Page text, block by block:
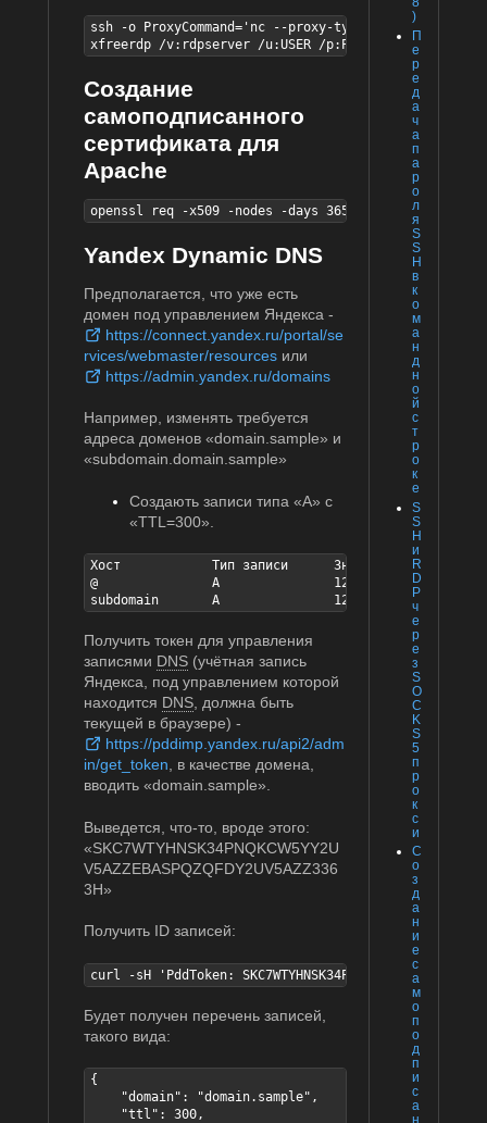
)
П
е
р
е
д
а
ч
а
п
а
р
о
л
я
S
S
H
в
к
о
м
а
н
д
н
о
й
с
т
р
о
к
е
S
S
H
и
R
D
P
ч
е
р
е
з
S
O
C
K
S
5
п
р
о
к
с
и
С
о
з
д
а
н
и
е
с
а
м
о
п
о
д
п
и
с
а
ssh -o ProxyCommand='nc --proxy-type socks5 --proxy
xfreerdp /v:rdpserver /u:USER /p:PASSWORD
Создание
самоподписанного
сертификата для
Apache
openssl req -x509 -nodes -days 3650 -newkey
Yandex Dynamic DNS
Предполагается, что уже есть
домен под управлением Яндекса -
https://connect.yandex.ru/portal/se
rvices/webmaster/resources или
https://admin.yandex.ru/domains
Например, изменять требуется
адреса доменов «domain.sample» и
«subdomain.domain.sample»
Создають записи типа «A» с
«TTL=300».
Хост		Тип записи	Значение записи	TTL
@		A		127.0.0.1	300	(domain.sample)
Получить токен для управления
записями DNS (учётная запись
Яндекса, под управлением которой
находится DNS , должна быть
текущей в браузере) -
https://pddimp.yandex.ru/api2/adm
in/get_token , в качестве домена,
вводить «domain.sample».
Выведется, что-то, вроде этого:
«SKC7WTYHNSK34PNQKCW5YY2U
V5AZZEBASPQZQFDY2UV5AZZ336
3H»
Получить ID записей:
curl -sH 'PddToken:
Будет получен перечень записей,
такого вида:
{
    "domain": "domain.sample",
    "ttl": 300,